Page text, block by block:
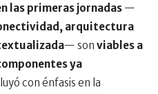
las primeras jornadas —
arquitectura
— son viables a
ya
con énfasis en la